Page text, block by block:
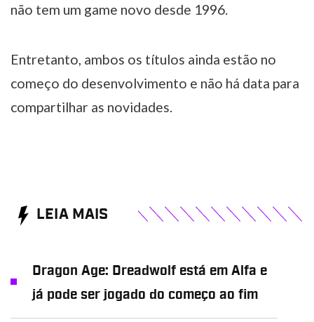
não tem um game novo desde 1996.
Entretanto, ambos os títulos ainda estão no
começo do desenvolvimento e não há data para
compartilhar as novidades.
LEIA MAIS
Dragon Age: Dreadwolf está em Alfa e
já pode ser jogado do começo ao fim